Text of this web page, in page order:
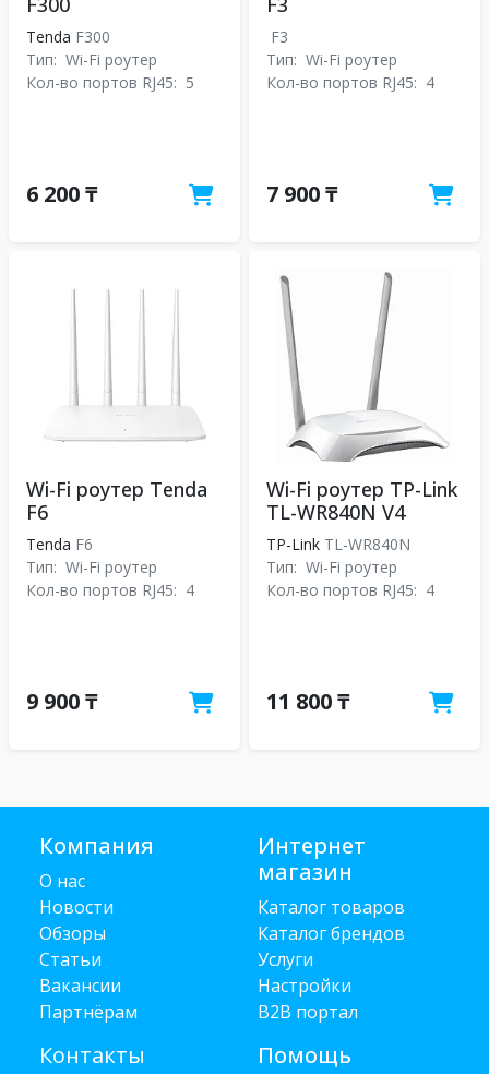
Tenda F300
Тип: Wi-Fi роутер
Кол-во портов RJ45: 5
6 200 ₸
F3
Тип: Wi-Fi роутер
Кол-во портов RJ45: 4
7 900 ₸
Wi-Fi роутер Tenda
F6
Tenda F6
Тип: Wi-Fi роутер
Кол-во портов RJ45: 4
9 900 ₸
Wi-Fi роутер TP-Link
TL-WR840N V4
TP-Link TL-WR840N
Тип: Wi-Fi роутер
Кол-во портов RJ45: 4
11 800 ₸
Компания
О нас
Новости
Обзоры
Статьи
Вакансии
Партнёрам
Контакты
Интернет
магазин
Каталог товаров
Каталог брендов
Услуги
Настройки
B2B портал
Помощь